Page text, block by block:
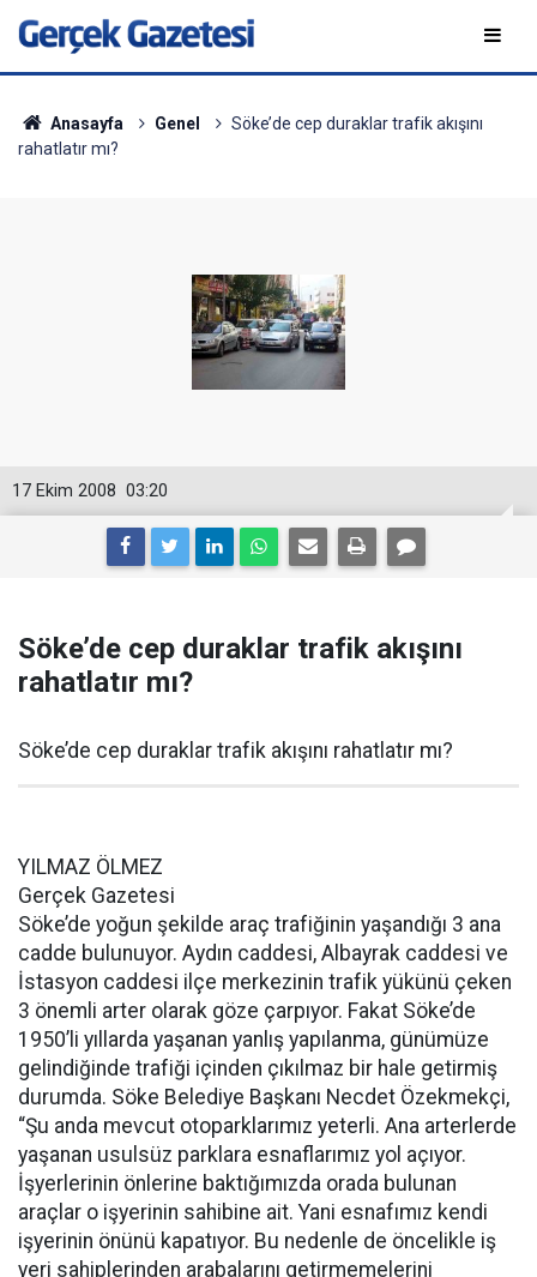
Anasayfa Genel
Söke’de cep duraklar trafik akışını
rahatlatır mı?
03:20
17 Ekim 2008
Söke’de cep duraklar trafik akışını
rahatlatır mı?
Söke’de cep duraklar trafik akışını rahatlatır mı?
YILMAZ ÖLMEZ
Gerçek Gazetesi
Söke’de yoğun şekilde araç trafiğinin yaşandığı 3 ana
cadde bulunuyor. Aydın caddesi, Albayrak caddesi ve
İstasyon caddesi ilçe merkezinin trafik yükünü çeken
3 önemli arter olarak göze çarpıyor. Fakat Söke’de
1950’li yıllarda yaşanan yanlış yapılanma, günümüze
gelindiğinde trafiği içinden çıkılmaz bir hale getirmiş
durumda. Söke Belediye Başkanı Necdet Özekmekçi,
“Şu anda mevcut otoparklarımız yeterli. Ana arterlerde
yaşanan usulsüz parklara esnaflarımız yol açıyor.
İşyerlerinin önlerine baktığımızda orada bulunan
araçlar o işyerinin sahibine ait. Yani esnafımız kendi
işyerinin önünü kapatıyor. Bu nedenle de öncelikle iş
yeri sahiplerinden arabalarını getirmemelerini